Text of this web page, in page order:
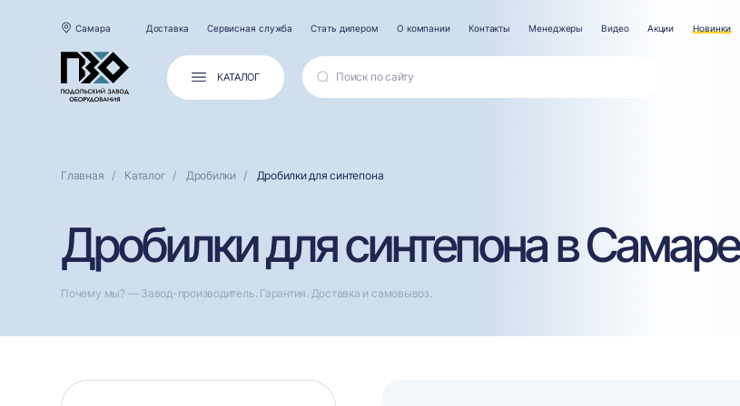
Самара Доставка Сервисная служба Стать дилером О компании Контакты Менеджеры Видео Акции Новинки
КАТАЛОГ
Главная Каталог Дробилки Дробилки для синтепона
Дробилки для синтепона в Самаре
Почему мы? — Завод-производитель. Гарантия. Доставка и самовывоз.